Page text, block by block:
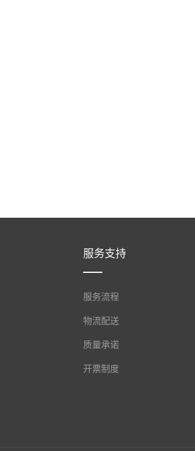
服务支持
服务流程
物流配送
质量承诺
开票制度